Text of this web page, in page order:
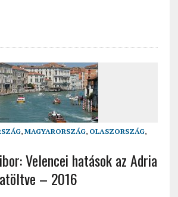
, MAGYARORSZÁG, OLASZORSZÁG,
Velencei hatások az Adria
– 2016